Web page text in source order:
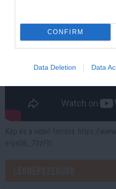
CONFIRM
Data Deletion Data